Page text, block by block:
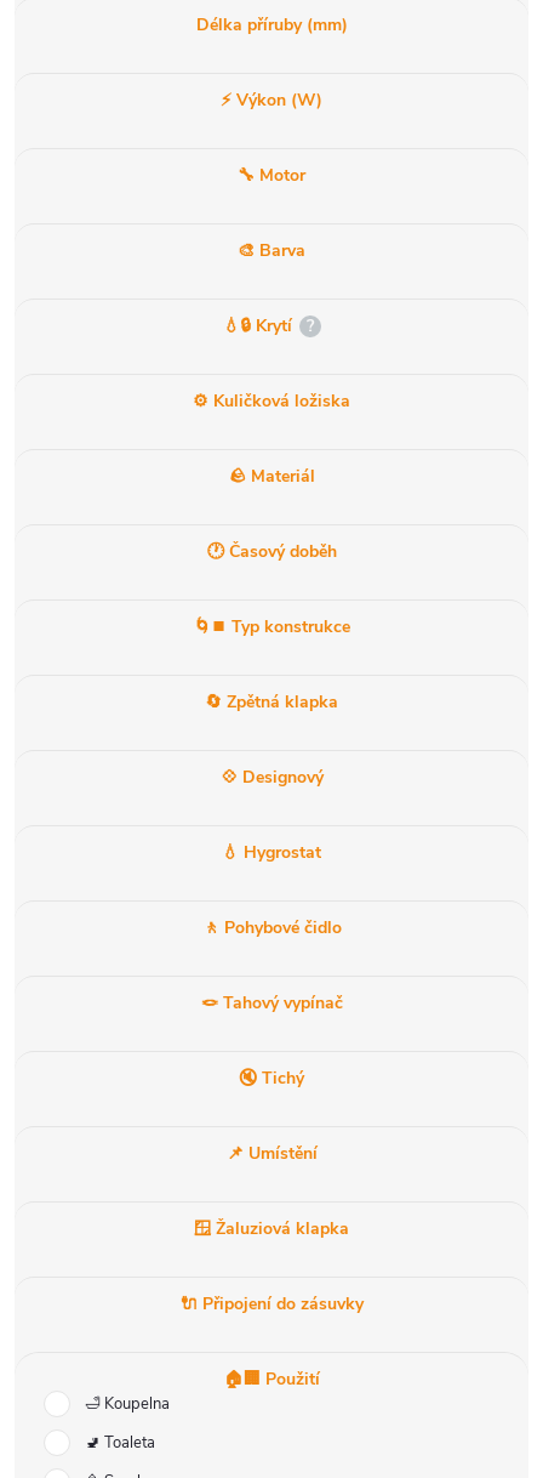
Délka příruby (mm)
⚡ Výkon (W)
🔧 Motor
🎨 Barva
💧🔒 Krytí ?
⚙️ Kuličková ložiska
🪨 Materiál
🕐 Časový doběh
🌀⏹️ Typ konstrukce
🔄 Zpětná klapka
💠 Designový
💧 Hygrostat
🚶 Pohybové čidlo
🪢 Tahový vypínač
🔇 Tichý
📌 Umístění
🪟 Žaluziová klapka
🔌 Připojení do zásuvky
🏠🏢 Použití
🛁 Koupelna
🚽 Toaleta